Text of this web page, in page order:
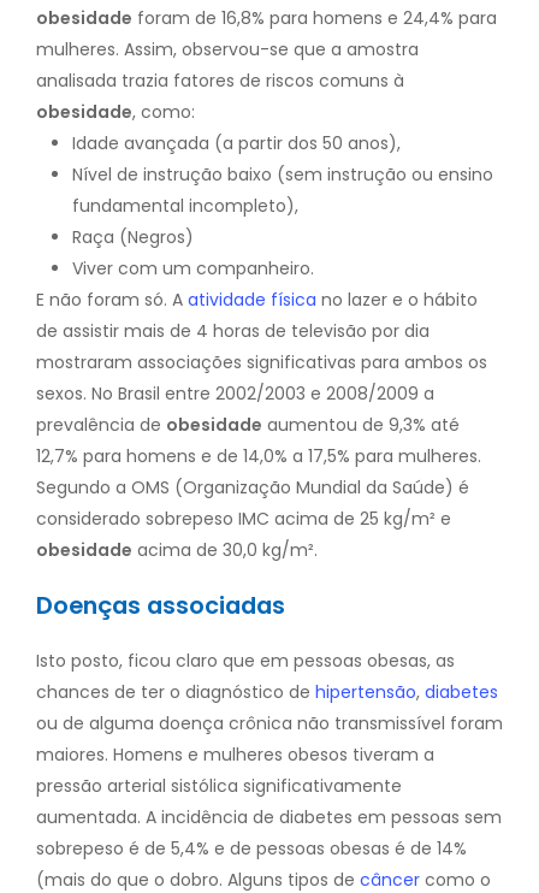
obesidade foram de 16,8% para homens e 24,4% para
mulheres. Assim, observou-se que a amostra
analisada trazia fatores de riscos comuns à
obesidade, como:
Idade avançada (a partir dos 50 anos),
Nível de instrução baixo (sem instrução ou ensino
fundamental incompleto),
Raça (Negros)
Viver com um companheiro.
E não foram só. A atividade física no lazer e o hábito
de assistir mais de 4 horas de televisão por dia
mostraram associações significativas para ambos os
sexos. No Brasil entre 2002/2003 e 2008/2009 a
prevalência de obesidade aumentou de 9,3% até
12,7% para homens e de 14,0% a 17,5% para mulheres.
Segundo a OMS (Organização Mundial da Saúde) é
considerado sobrepeso IMC acima de 25 kg/m² e
obesidade acima de 30,0 kg/m².
Doenças associadas
Isto posto, ficou claro que em pessoas obesas, as
chances de ter o diagnóstico de hipertensão, diabetes
ou de alguma doença crônica não transmissível foram
maiores. Homens e mulheres obesos tiveram a
pressão arterial sistólica significativamente
aumentada. A incidência de diabetes em pessoas sem
sobrepeso é de 5,4% e de pessoas obesas é de 14%
(mais do que o dobro. Alguns tipos de câncer como o